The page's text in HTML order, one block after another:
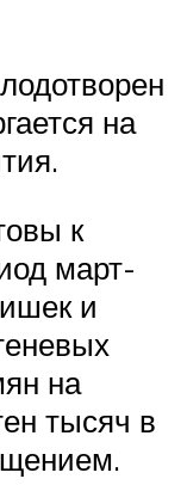
на
к
март-
и
на
тысяч в